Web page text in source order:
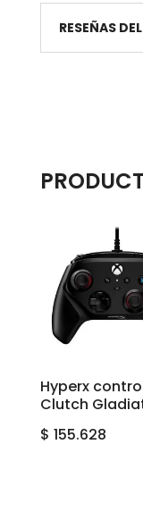
RESEÑAS
Hyperx
Clutch
$ 155.628